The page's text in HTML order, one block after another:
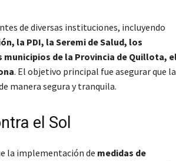
de diversas instituciones, incluyendo
la PDI, la Seremi de Salud, los
municipios de la Provincia de Quillota,
. El objetivo principal fue asegurar que la
manera segura y tranquila.
el Sol
la implementación de medidas de